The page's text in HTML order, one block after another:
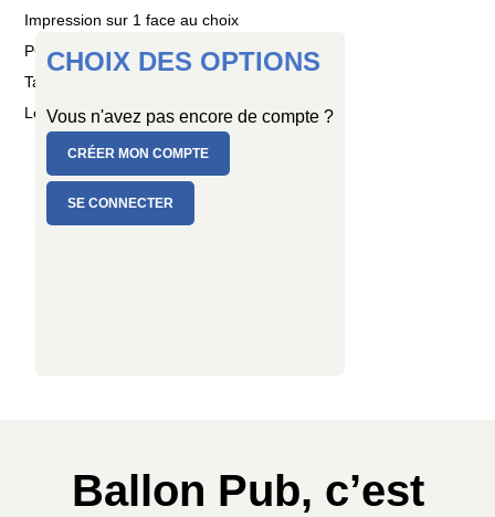
Impression sur 1 face au choix
PC de 3 ballons
Taille : Ø 15 cm
Longueur : 1,30 mètre
CHOIX DES OPTIONS
Vous n'avez pas encore de compte ?
CRÉER MON COMPTE
SE CONNECTER
Ballon Pub, c’est